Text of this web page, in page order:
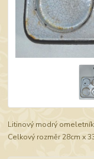
Litinový modrý
Celkový rozměr 28cm x